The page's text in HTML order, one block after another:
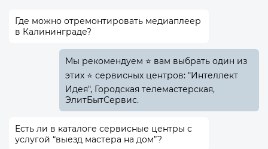
Где можно отремонтировать медиаплеер
в Калининграде?
Мы рекомендуем ⭐ вам выбрать один из
этих ⭐ сервисных центров: "Интеллект
Идея", Городская телемастерская,
ЭлитБытСервис.
Есть ли в каталоге сервисные центры с
услугой “выезд мастера на дом”?